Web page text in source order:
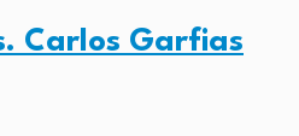
Carlos Garfias